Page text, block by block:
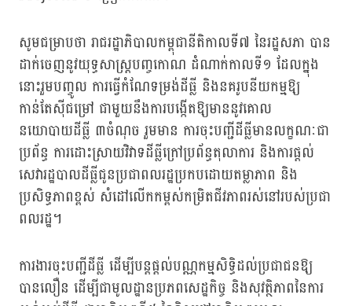
សូមជម្រាបថា រាជរដ្ឋាភិបាលកម្ពុជានីតិកាលទី៧ នៃរដ្ឋសភា បាន
ដាក់ចេញនូវយុទ្ធសាស្រ្តបញ្ចកោណ ដំណាក់កាលទី១ ដែលក្នុង
នោះរួមបញ្ចូល ការធ្វើកំណែទម្រង់ដីធ្លី និងនគរូបនីយកម្មឱ្យ
កាន់តែស៊ីជម្រៅ ជាមួយនឹងការបង្កើតឱ្យមាននូវគោល
នយោបាយដីធ្លី ៣ចំណុច រួមមាន ការចុះបញ្ជីដីធ្លីមានលក្ខណៈជា
ប្រព័ន្ធ ការដោះស្រាយវិវាទដីធ្លីក្រៅប្រព័ន្ធតុលាការ និងការផ្ដល់
សេវារដ្ឋបាលដីធ្លីជូនប្រជាពលរដ្ឋប្រកបដោយតម្លាភាព និង
ប្រសិទ្ធភាពខ្ពស់ សំដៅលើកកម្ពស់កម្រិតជីវភាពរស់នៅរបស់ប្រជា
ពលរដ្ឋ។
ការងារចុះបញ្ជីដីធ្លី ដើម្បីបន្តផ្តល់បណ្ណកម្មសិទ្ធិដល់ប្រជាជនឱ្យ
បានលឿន ដើម្បីជាមូលដ្ឋានប្រភពសេដ្ឋកិច្ច និងសុវត្ថិភាពនៃការ